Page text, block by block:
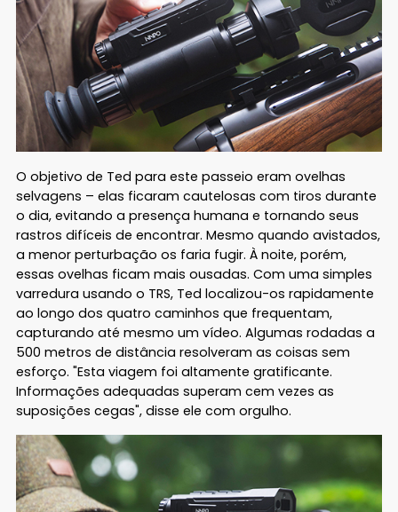
O objetivo de Ted para este passeio eram ovelhas
selvagens – elas ficaram cautelosas com tiros durante
o dia, evitando a presença humana e tornando seus
rastros difíceis de encontrar. Mesmo quando avistados,
a menor perturbação os faria fugir. À noite, porém,
essas ovelhas ficam mais ousadas. Com uma simples
varredura usando o TRS, Ted localizou-os rapidamente
ao longo dos quatro caminhos que frequentam,
capturando até mesmo um vídeo. Algumas rodadas a
500 metros de distância resolveram as coisas sem
esforço. "Esta viagem foi altamente gratificante.
Informações adequadas superam cem vezes as
suposições cegas", disse ele com orgulho.